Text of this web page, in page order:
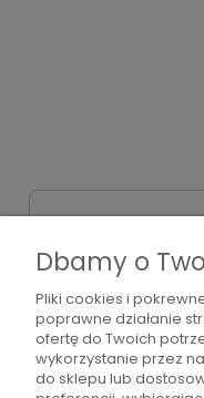
Dbamy o
Pliki cookies i
poprawne działanie
ofertę do Twoich
wykorzystanie przez
do sklepu lub